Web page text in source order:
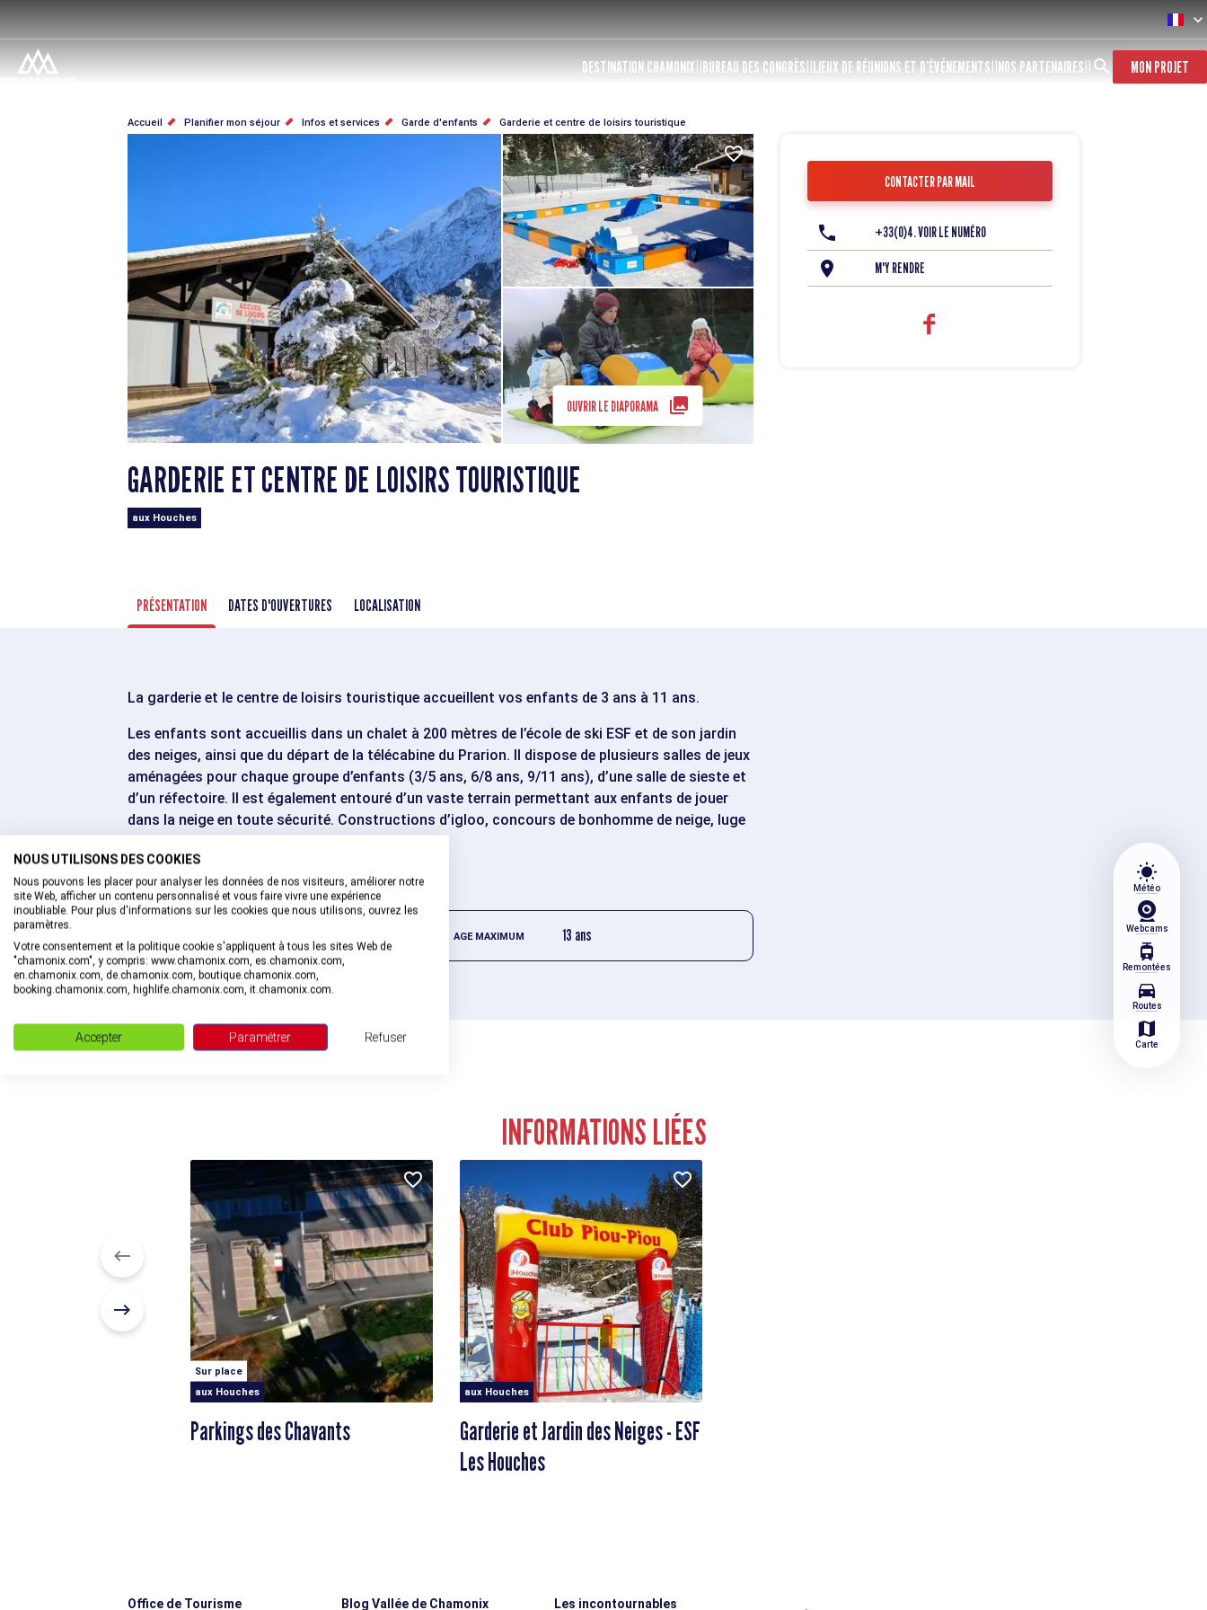
contenu
principal
DESTINATION CHAMONIX BUREAU DES CONGRÈS LIEUX DE RÉUNIONS ET D’ÉVÉNEMENTS NOS PARTENAIRES
wb_sunny
Météo
Webcams
tram
Remontées
directions_car
Routes
map
Carte
MON PROJET
FILAccueil Planifier mon séjour Infos et services Garde d'enfants Garderie et centre de loisirs touristique
OUVRIR LE DIAPORAMA
GARDERIE ET CENTRE DE LOISIRS TOURISTIQUE
aux Houches
PRÉSENTATION DATES D'OUVERTURES LOCALISATION
La garderie et le centre de loisirs touristique accueillent vos enfants de 3 ans à 11 ans.
Les enfants sont accueillis dans un chalet à 200 mètres de l’école de ski ESF et de son jardin
des neiges, ainsi que du départ de la télécabine du Prarion. Il dispose de plusieurs salles de jeux
aménagées pour chaque groupe d’enfants (3/5 ans, 6/8 ans, 9/11 ans), d’une salle de sieste et
d’un réfectoire. Il est également entouré d’un vaste terrain permettant aux enfants de jouer
dans la neige en toute sécurité. Constructions d’igloo, concours de bonhomme de neige, luge
Le doudou est le bienvenu !
escalator_warning_black AGE MAXIMUM 13 ans
CONTACTER PAR MAIL
+33(0)4. VOIR LE NUMÉRO
M'Y RENDRE
INFORMATIONS LIÉES
Sur place
aux Houches
Parkings des Chavants
aux Houches
Garderie et Jardin des Neiges - ESF
Les Houches
Office de Tourisme Blog Vallée de Chamonix Les incontournables
NOUS UTILISONS DES COOKIES
Nous pouvons les placer pour analyser les données de nos visiteurs, améliorer notre
site Web, afficher un contenu personnalisé et vous faire vivre une expérience
inoubliable. Pour plus d'informations sur les cookies que nous utilisons, ouvrez les
paramètres.
Votre consentement et la politique cookie s'appliquent à tous les sites Web de
"chamonix.com", y compris: www.chamonix.com, es.chamonix.com,
en.chamonix.com, de.chamonix.com, boutique.chamonix.com,
booking.chamonix.com, highlife.chamonix.com, it.chamonix.com.
Accepter Paramétrer Refuser